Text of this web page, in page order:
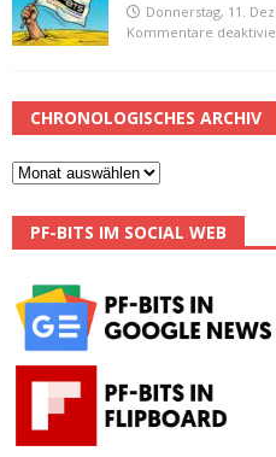
Donnerstag, 11.
Kommentare
CHRONOLOGISCHES ARCHIV
PF-BITS IM SOCIAL WEB